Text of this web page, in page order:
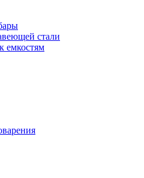
стали
емкостям